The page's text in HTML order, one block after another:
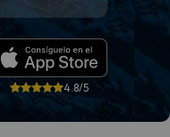
4.8/5